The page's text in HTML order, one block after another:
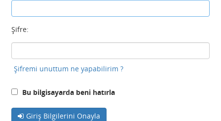
Şifre:
Şifremi unuttum ne yapabilirim ?
Bu bilgisayarda beni hatırla
Giriş Bilgilerini Onayla